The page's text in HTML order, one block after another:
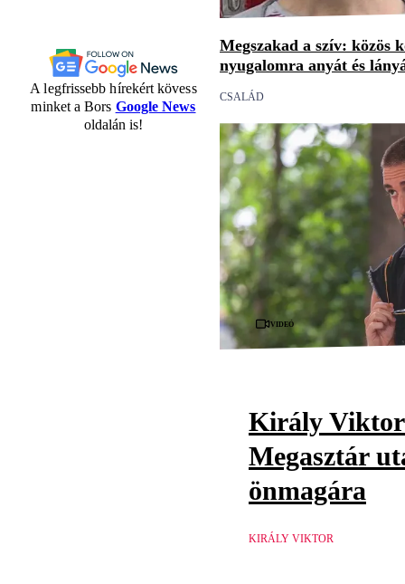
A legfrissebb hírekért kövess
minket a Bors Google News
oldalán is!
Megszakad a szív: közös
nyugalomra anyát és
CSALÁD
Videó
Király Viktor
Megasztár
önmagára
KIRÁLY VIKTOR